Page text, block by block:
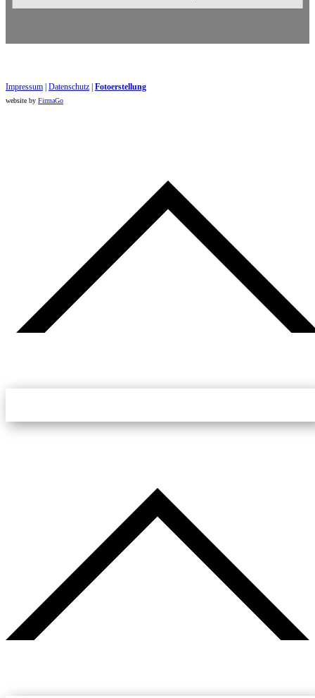
Impressum | Datenschutz | Foto​erstellung
website by FirmaGo